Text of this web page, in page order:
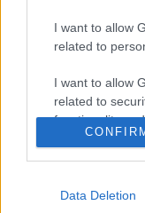
I want to allow
related to
I want to allow
related to
functionality
user protection.
Data Deletion
να